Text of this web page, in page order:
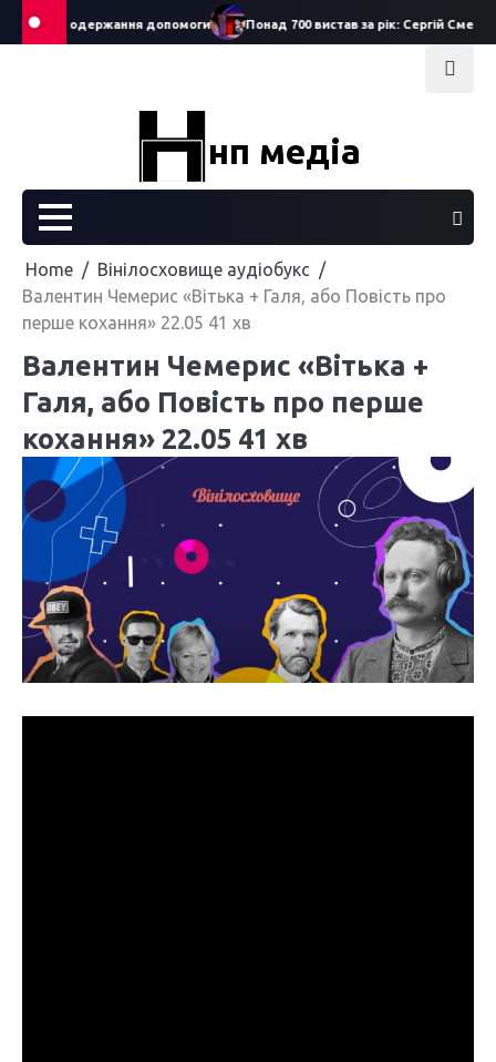
Skip
на одержання допомоги Понад 700 вистав за рік: Сергій
нп медіа
Home
Вінілосховище аудіобукс
Валентин Чемерис «Вітька + Галя, або Повість про
перше кохання» 22.05 41 хв
Валентин Чемерис «Вітька +
Галя, або Повість про перше
кохання» 22.05 41 хв